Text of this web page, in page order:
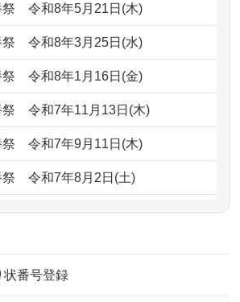
かりとお人形たちの供養をしてい
事にしてきた雛人形です、供養
スケースのまま引き取ってくださ
と供養していただけると思った
ようですが、きちんと供養して
が終わったお人形以外はどうして
ケースは外しても良いですか？
祭令和8年5月21日(木)
祭令和8年3月25日(水)
祭令和8年1月16日(金)
祭令和7年11月13日(木)
祭令和7年9月11日(木)
祭令和7年8月2日(土)
祭令和7年6月20日(金)
祭令和7年2月28日(金)
状番号登録